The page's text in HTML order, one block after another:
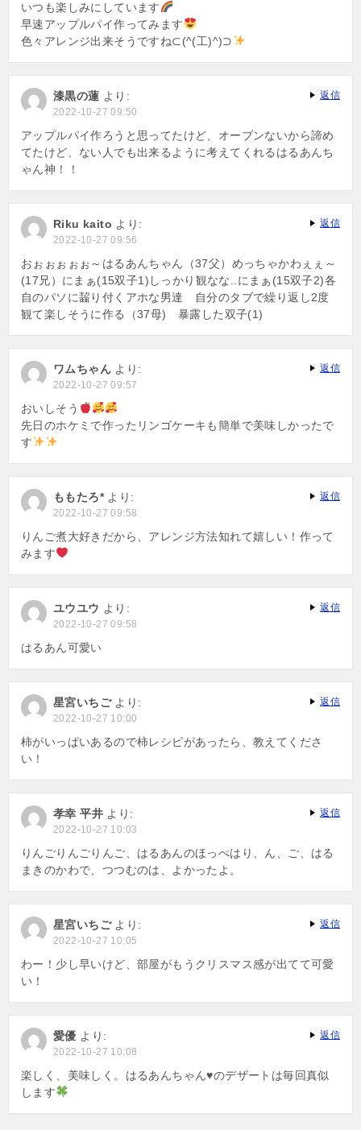
いつも楽しみにしています
早速アップルパイ作ってみます
色々アレンジ出来そうですね⊂(^(工)^)⊃
漆黒の蓮 より:
2022-10-27 09:50
アップルパイ作ろうと思ってたけど、オーブンないから諦め
てたけど、ない人でも出来るように考えてくれるはるあんち
ゃん神！！
返信
Riku kaito より:
2022-10-27 09:56
おぉぉぉぉぉ～はるあんちゃん（37父）めっちゃかわぇぇ～
(17兄）にまぁ(15双子1)しっかり観なな..にまぁ(15双子2)各
自のパソに齧り付くアホな男達 自分のタブで繰り返し2度
観て楽しそうに作る（37母) 暴露した双子(1)
返信
ワムちゃん より:
2022-10-27 09:57
おいしそう
先日のホケミで作ったリンゴケーキも簡単で美味しかったで
す
返信
ももたろ* より:
2022-10-27 09:58
りんご煮大好きだから、アレンジ方法知れて嬉しい！作って
みます
返信
ユウユウ より:
2022-10-27 09:58
はるあん可愛い
返信
星宮いちご より:
2022-10-27 10:00
柿がいっぱいあるので柿レシピがあったら、教えてくださ
い！
返信
孝幸 平井 より:
2022-10-27 10:03
りんごりんごりんご、はるあんのほっぺはり、ん、ご、はる
まきのかわで、つつむのは、よかったよ。
返信
星宮いちご より:
2022-10-27 10:05
わー！少し早いけど、部屋がもうクリスマス感が出てて可愛
い！
返信
愛優 より:
2022-10-27 10:08
楽しく、美味しく。はるあんちゃん♥️のデザートは毎回真似
します
返信